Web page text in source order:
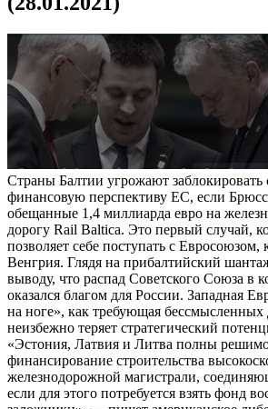
Страны Балтии угрожают
финансовую перспективу ЕС, если
обещанные 1,4 миллиарда евро на
дорогу Rail Baltica. Это первый случай,
позволяет себе поступать с
Венгрия. Глядя на прибалтийский
выводу, что распад Советского Союза в
оказался благом для России. Западная
на ноге», как требующая
неизбежно теряет стратегический
«Эстония, Латвия и Литва полны
финансирование строительства
железнодорожной магистрали,
если для этого потребуется взять фонд